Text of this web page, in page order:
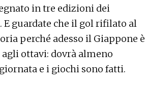
in tre edizioni dei
E guardate che il gol rifilato al
perché adesso il Giappone è
ottavi: dovrà almeno
e i giochi sono fatti.